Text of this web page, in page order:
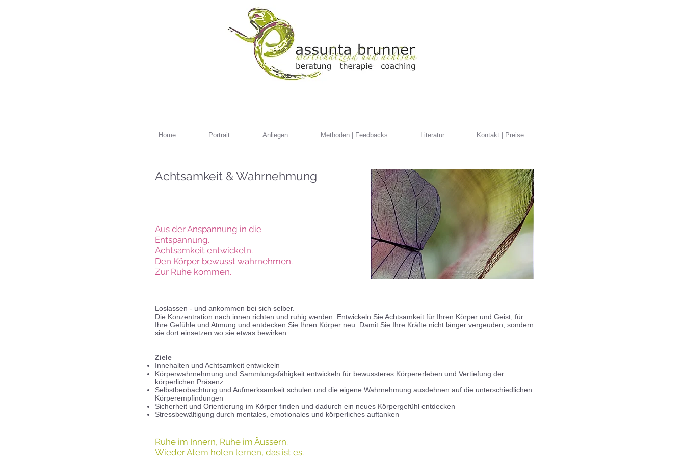
Home Portrait Anliegen Methoden | Feedbacks Literatur Kontakt | Preise
Achtsamkeit & Wahrnehmung
Aus der Anspannung in die
Entspannung.
Achtsamkeit entwickeln.
Den Körper bewusst wahrnehmen.
Zur Ruhe kommen.
Loslassen - und ankommen bei sich selber.
Die Konzentration nach innen richten und ruhig werden. Entwickeln Sie Achtsamkeit für Ihren Körper und Geist, für
Ihre Gefühle und Atmung und entdecken Sie Ihren Körper neu. Damit Sie Ihre Kräfte nicht länger vergeuden, sondern
sie dort einsetzen wo sie etwas bewirken.
Ziele
Innehalten und Achtsamkeit entwickeln
Körperwahrnehmung und Sammlungsfähigkeit entwickeln für bewussteres Körpererleben und Vertiefung der
körperlichen Präsenz
Selbstbeobachtung und Aufmerksamkeit schulen und die eigene Wahrnehmung ausdehnen auf die unterschiedlichen
Körperempfindungen
Sicherheit und Orientierung im Körper finden und dadurch ein neues Körpergefühl entdecken
Stressbewältigung durch mentales, emotionales und körperliches auftanken
Ruhe im Innern, Ruhe im Äussern.
Wieder Atem holen lernen, das ist es.